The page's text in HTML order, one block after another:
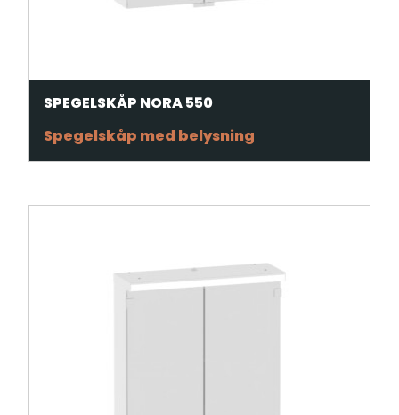
SPEGELSKÅP NORA 550
Spegelskåp med belysning